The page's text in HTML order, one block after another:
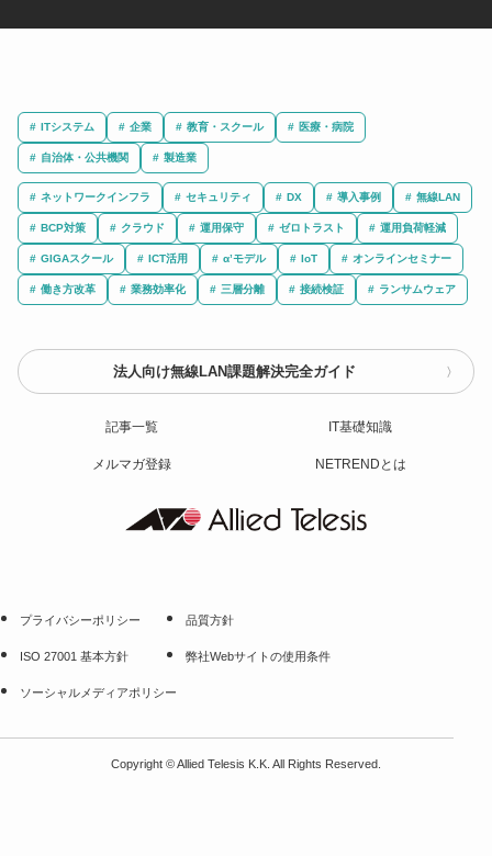
ITシステム 企業 教育・スクール 医療・病院
自治体・公共機関 製造業
ネットワークインフラ セキュリティ DX 導入事例 無線LAN
BCP対策 クラウド 運用保守 ゼロトラスト 運用負荷軽減
GIGAスクール ICT活用 α’モデル IoT オンラインセミナー
働き方改革 業務効率化 三層分離 接続検証 ランサムウェア
法人向け無線LAN課題解決完全ガイド
記事一覧 IT基礎知識
メルマガ登録 NETRENDとは
プライバシーポリシー 品質方針
ISO 27001 基本方針 弊社Webサイトの使用条件
ソーシャルメディアポリシー
Copyright ©Allied Telesis K.K. All Rights Reserved.